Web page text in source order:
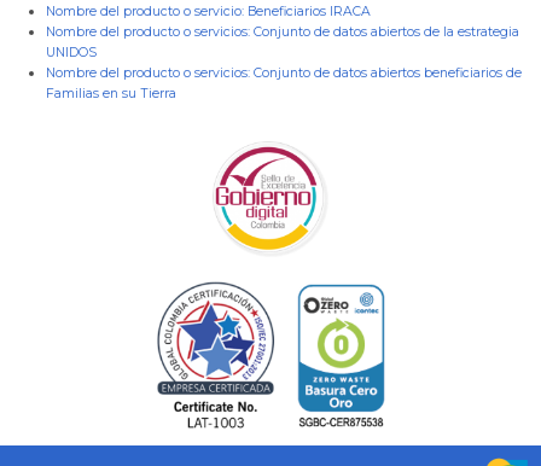
Nombre del producto o servicio: Beneficiarios IRACA
Nombre del producto o servicios: Conjunto de datos abiertos de la estrategia
UNIDOS
Nombre del producto o servicios: Conjunto de datos abiertos beneficiarios de
Familias en su Tierra